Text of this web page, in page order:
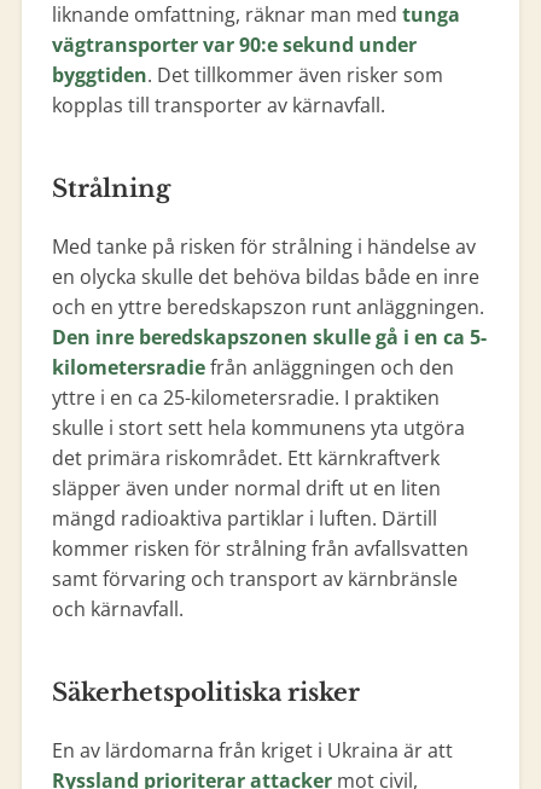
liknande omfattning, räknar man med tunga
vägtransporter var 90:e sekund under
byggtiden. Det tillkommer även risker som
kopplas till transporter av kärnavfall.
Strålning
Med tanke på risken för strålning i händelse av
en olycka skulle det behöva bildas både en inre
och en yttre beredskapszon runt anläggningen.
Den inre beredskapszonen skulle gå i en ca 5-
kilometersradiefrån anläggningen och den
yttre i en ca 25-kilometersradie. I praktiken
skulle i stort sett hela kommunens yta utgöra
det primära riskområdet. Ett kärnkraftverk
släpper även under normal drift ut en liten
mängd radioaktiva partiklar i luften. Därtill
kommer risken för strålning från avfallsvatten
samt förvaring och transport av kärnbränsle
och kärnavfall.
Säkerhetspolitiska risker
En av lärdomarna från kriget i Ukraina är att
Ryssland prioriterar attackermot civil,